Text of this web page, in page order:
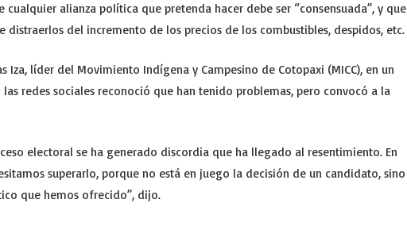
cualquier alianza política que pretenda hacer debe ser “consensuada”, y que
distraerlos del incremento de los precios de los combustibles, despidos, etc.
Iza, líder del Movimiento Indígena y Campesino de Cotopaxi (MICC), en un
redes sociales reconoció que han tenido problemas, pero convocó a la
electoral se ha generado discordia que ha llegado al resentimiento. En
superarlo, porque no está en juego la decisión de un candidato, sino
que hemos ofrecido”, dijo.